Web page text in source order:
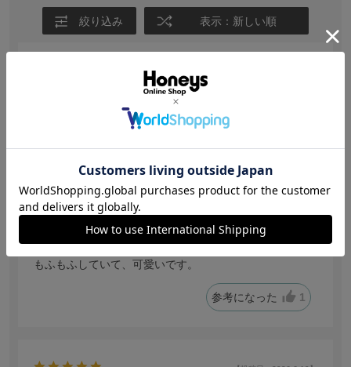
絞り込み 表示：新しい順
サイズ感:ちょうどいい
no name
身長:151～155cm 体型:細身
年代:20代前半 普段着ているサイズ:
靴のサイズ:22.5cm 体重:40kg~45kg
もふもふしていて、可愛いです。
参考になった 1